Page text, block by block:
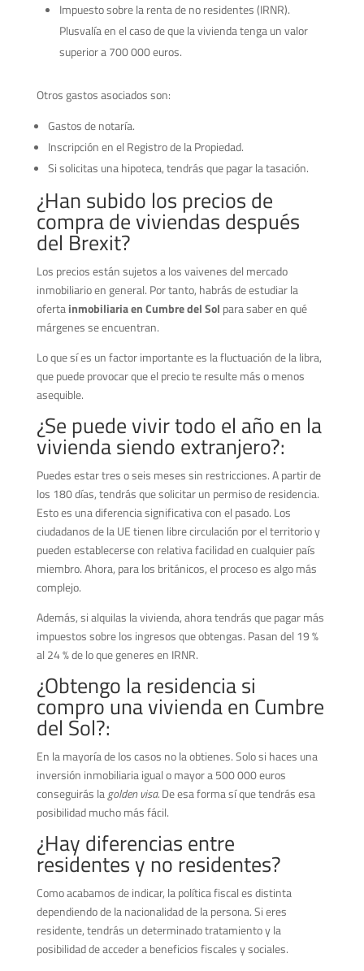
Impuesto sobre la renta de no residentes (IRNR).
Plusvalía en el caso de que la vivienda tenga un valor
superior a 700 000 euros.
Otros gastos asociados son:
Gastos de notaría.
Inscripción en el Registro de la Propiedad.
Si solicitas una hipoteca, tendrás que pagar la tasación.
¿Han subido los precios de
compra de viviendas después
del Brexit?
Los precios están sujetos a los vaivenes del mercado
inmobiliario en general. Por tanto, habrás de estudiar la
ofertainmobiliaria en Cumbre del Sol para saber en qué
márgenes se encuentran.
Lo que sí es un factor importante es la fluctuación de la libra,
que puede provocar que el precio te resulte más o menos
asequible.
¿Se puede vivir todo el año en la
vivienda siendo extranjero?:
Puedes estar tres o seis meses sin restricciones. A partir de
los 180 días, tendrás que solicitar un permiso de residencia.
Esto es una diferencia significativa con el pasado. Los
ciudadanos de la UE tienen libre circulación por el territorio y
pueden establecerse con relativa facilidad en cualquier país
miembro. Ahora, para los británicos, el proceso es algo más
complejo.
Además, si alquilas la vivienda, ahora tendrás que pagar más
impuestos sobre los ingresos que obtengas. Pasan del 19 %
al 24 % de lo que generes en IRNR.
¿Obtengo la residencia si
compro una vivienda en Cumbre
del Sol?:
En la mayoría de los casos no la obtienes. Solo si haces una
inversión inmobiliaria igual o mayor a 500 000 euros
conseguirás lagolden visa.De esa forma sí que tendrás esa
posibilidad mucho más fácil.
¿Hay diferencias entre
residentes y no residentes?
Como acabamos de indicar, la política fiscal es distinta
dependiendo de la nacionalidad de la persona. Si eres
residente, tendrás un determinado tratamiento y la
posibilidad de acceder a beneficios fiscales y sociales.